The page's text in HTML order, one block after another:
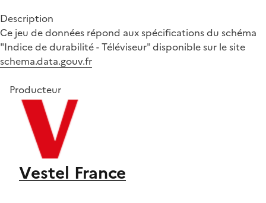
Description
Ce jeu de données répond aux spécifications du schéma
"Indice de durabilité - Téléviseur" disponible sur le site
schema.data.gouv.fr
Producteur
Vestel France